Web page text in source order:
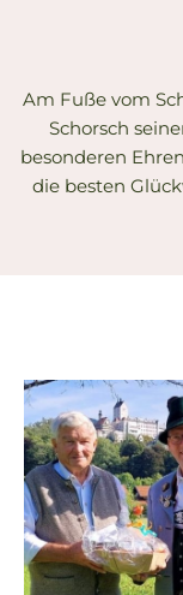
Am Fuße vom
Schorsch
besonderen
die besten